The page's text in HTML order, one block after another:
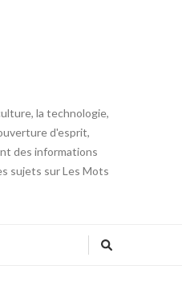
la technologie,
d'esprit,
des informations
sujets sur Les Mots